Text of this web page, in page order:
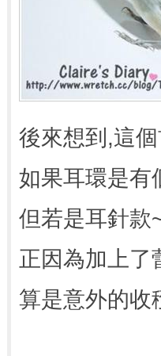
後來想到,這
如果耳環是有
但若是耳針款
正因為加上了
算是意外的收